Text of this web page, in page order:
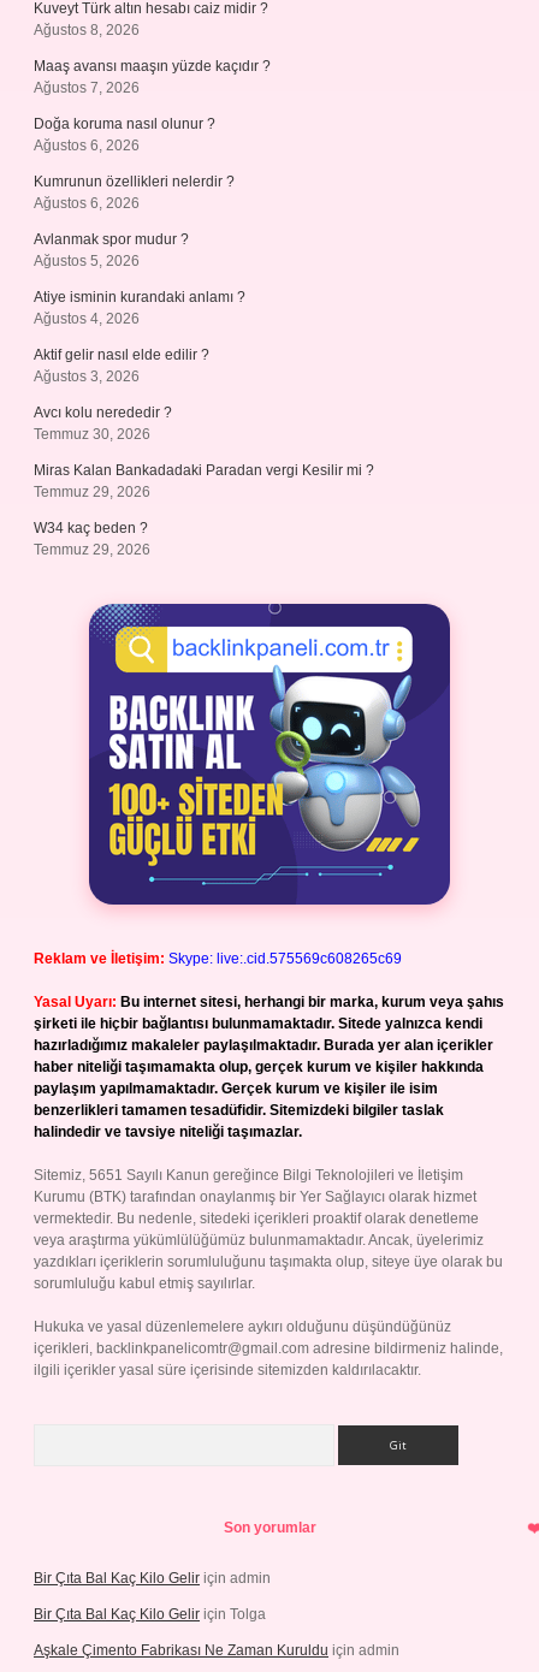
Kuveyt Türk altın hesabı caiz midir ?
Ağustos 8, 2026
Maaş avansı maaşın yüzde kaçıdır ?
Ağustos 7, 2026
Doğa koruma nasıl olunur ?
Ağustos 6, 2026
Kumrunun özellikleri nelerdir ?
Ağustos 6, 2026
Avlanmak spor mudur ?
Ağustos 5, 2026
Atiye isminin kurandaki anlamı ?
Ağustos 4, 2026
Aktif gelir nasıl elde edilir ?
Ağustos 3, 2026
Avcı kolu nerededir ?
Temmuz 30, 2026
Miras Kalan Bankadadaki Paradan vergi Kesilir mi ?
Temmuz 29, 2026
W34 kaç beden ?
Temmuz 29, 2026
Reklam ve İletişim: Skype: live:.cid.575569c608265c69
Yasal Uyarı: Bu internet sitesi, herhangi bir marka, kurum veya şahıs
şirketi ile hiçbir bağlantısı bulunmamaktadır. Sitede yalnızca kendi
hazırladığımız makaleler paylaşılmaktadır. Burada yer alan içerikler
haber niteliği taşımamakta olup, gerçek kurum ve kişiler hakkında
paylaşım yapılmamaktadır. Gerçek kurum ve kişiler ile isim
benzerlikleri tamamen tesadüfidir. Sitemizdeki bilgiler taslak
halindedir ve tavsiye niteliği taşımazlar.
Sitemiz, 5651 Sayılı Kanun gereğince Bilgi Teknolojileri ve İletişim
Kurumu (BTK) tarafından onaylanmış bir Yer Sağlayıcı olarak hizmet
vermektedir. Bu nedenle, sitedeki içerikleri proaktif olarak denetleme
veya araştırma yükümlülüğümüz bulunmamaktadır. Ancak, üyelerimiz
yazdıkları içeriklerin sorumluluğunu taşımakta olup, siteye üye olarak bu
sorumluluğu kabul etmiş sayılırlar.
Hukuka ve yasal düzenlemelere aykırı olduğunu düşündüğünüz
içerikleri, backlinkpanelicomtr@gmail.com adresine bildirmeniz halinde,
ilgili içerikler yasal süre içerisinde sitemizden kaldırılacaktır.
Son yorumlar
Bir Çıta Bal Kaç Kilo Gelir için admin
Bir Çıta Bal Kaç Kilo Gelir için Tolga
Aşkale Çimento Fabrikası Ne Zaman Kuruldu için admin